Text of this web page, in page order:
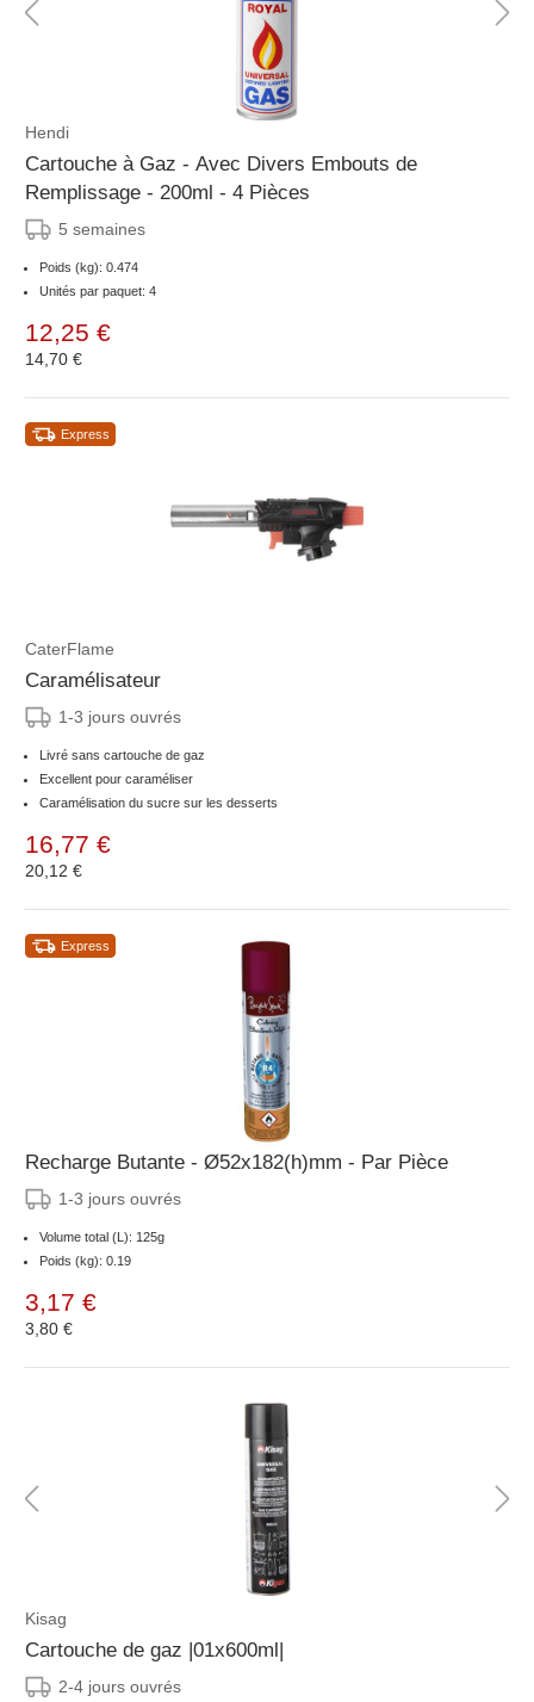
Hendi
Cartouche à Gaz - Avec Divers Embouts de
Remplissage - 200ml - 4 Pièces
5 semaines
Poids (kg): 0.474
Unités par paquet: 4
12,25 €
14,70 €
Express
CaterFlame
Caramélisateur
1-3 jours ouvrés
Livré sans cartouche de gaz
Excellent pour caraméliser
Caramélisation du sucre sur les desserts
16,77 €
20,12 €
Express
Recharge Butante - Ø52x182(h)mm - Par Pièce
1-3 jours ouvrés
Volume total (L): 125g
Poids (kg): 0.19
3,17 €
3,80 €
Kisag
Cartouche de gaz |01x600ml|
2-4 jours ouvrés